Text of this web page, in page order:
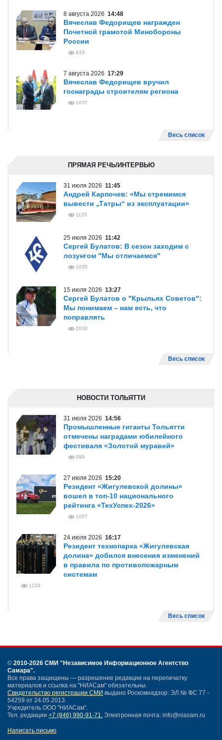
8 августа 2026 14:48
Вячеслав Федорищев награжден
Почетной грамотой Минобороны
России
633
7 августа 2026 17:29
Вячеслав Федорищев вручил
госнаграды строителям региона
1037
Весь список
ПРЯМАЯ РЕЧЬ/ИНТЕРВЬЮ
31 июля 2026 11:45
Андрей Карпочев: «Мы стремимся
вывести „Татры“ из эксплуатации»
1120
25 июля 2026 11:42
Сергей Булатов: В сезон заходим с
лозунгом "Мы отличаемся"
1835
15 июля 2026 13:27
Сергей Булатов о "Крыльях Советов":
Мы понимаем – нам есть, что
поправлять
2030
Весь список
НОВОСТИ ТОЛЬЯТТИ
31 июля 2026 14:56
Промышленные гиганты Тольятти
отмечены наградами юбилейного
фестиваля «Золотой муравей»
999
27 июля 2026 15:20
Резидент «Жигулевской долины»
вошел в топ-10 национального
рейтинга «ТехУспех-2026»
1007
24 июля 2026 16:17
Резидент технопарка «Жигулевская
долина» добился внесения изменений
в правила по противопожарным
системам
1224
Весь список
© 2010-2026 СМИ "Независимое Информационное Агентство
Самара".
Все права защищены — разрешение редакции на перепечатку
материалов и ссылка на "НИАСам" обязательны.
Свидетельство регистрации СМИ выдано Роскомнадзор: ЭЛ № ФС 77 -
54259 от 24.05.2013.
Учредитель ООО "НИАСам".
Тел. редакции +7 (846) 990-91-71. Электронная почта: info@niasam.ru
Написать письмо